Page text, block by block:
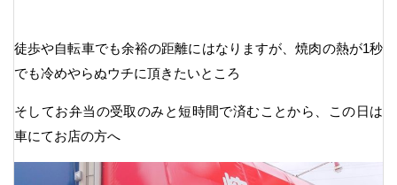
徒歩や自転車でも余裕の距離にはなりますが、焼肉の熱が1秒
でも冷めやらぬウチに頂きたいところ
そしてお弁当の受取のみと短時間で済むことから、この日は
車にてお店の方へ